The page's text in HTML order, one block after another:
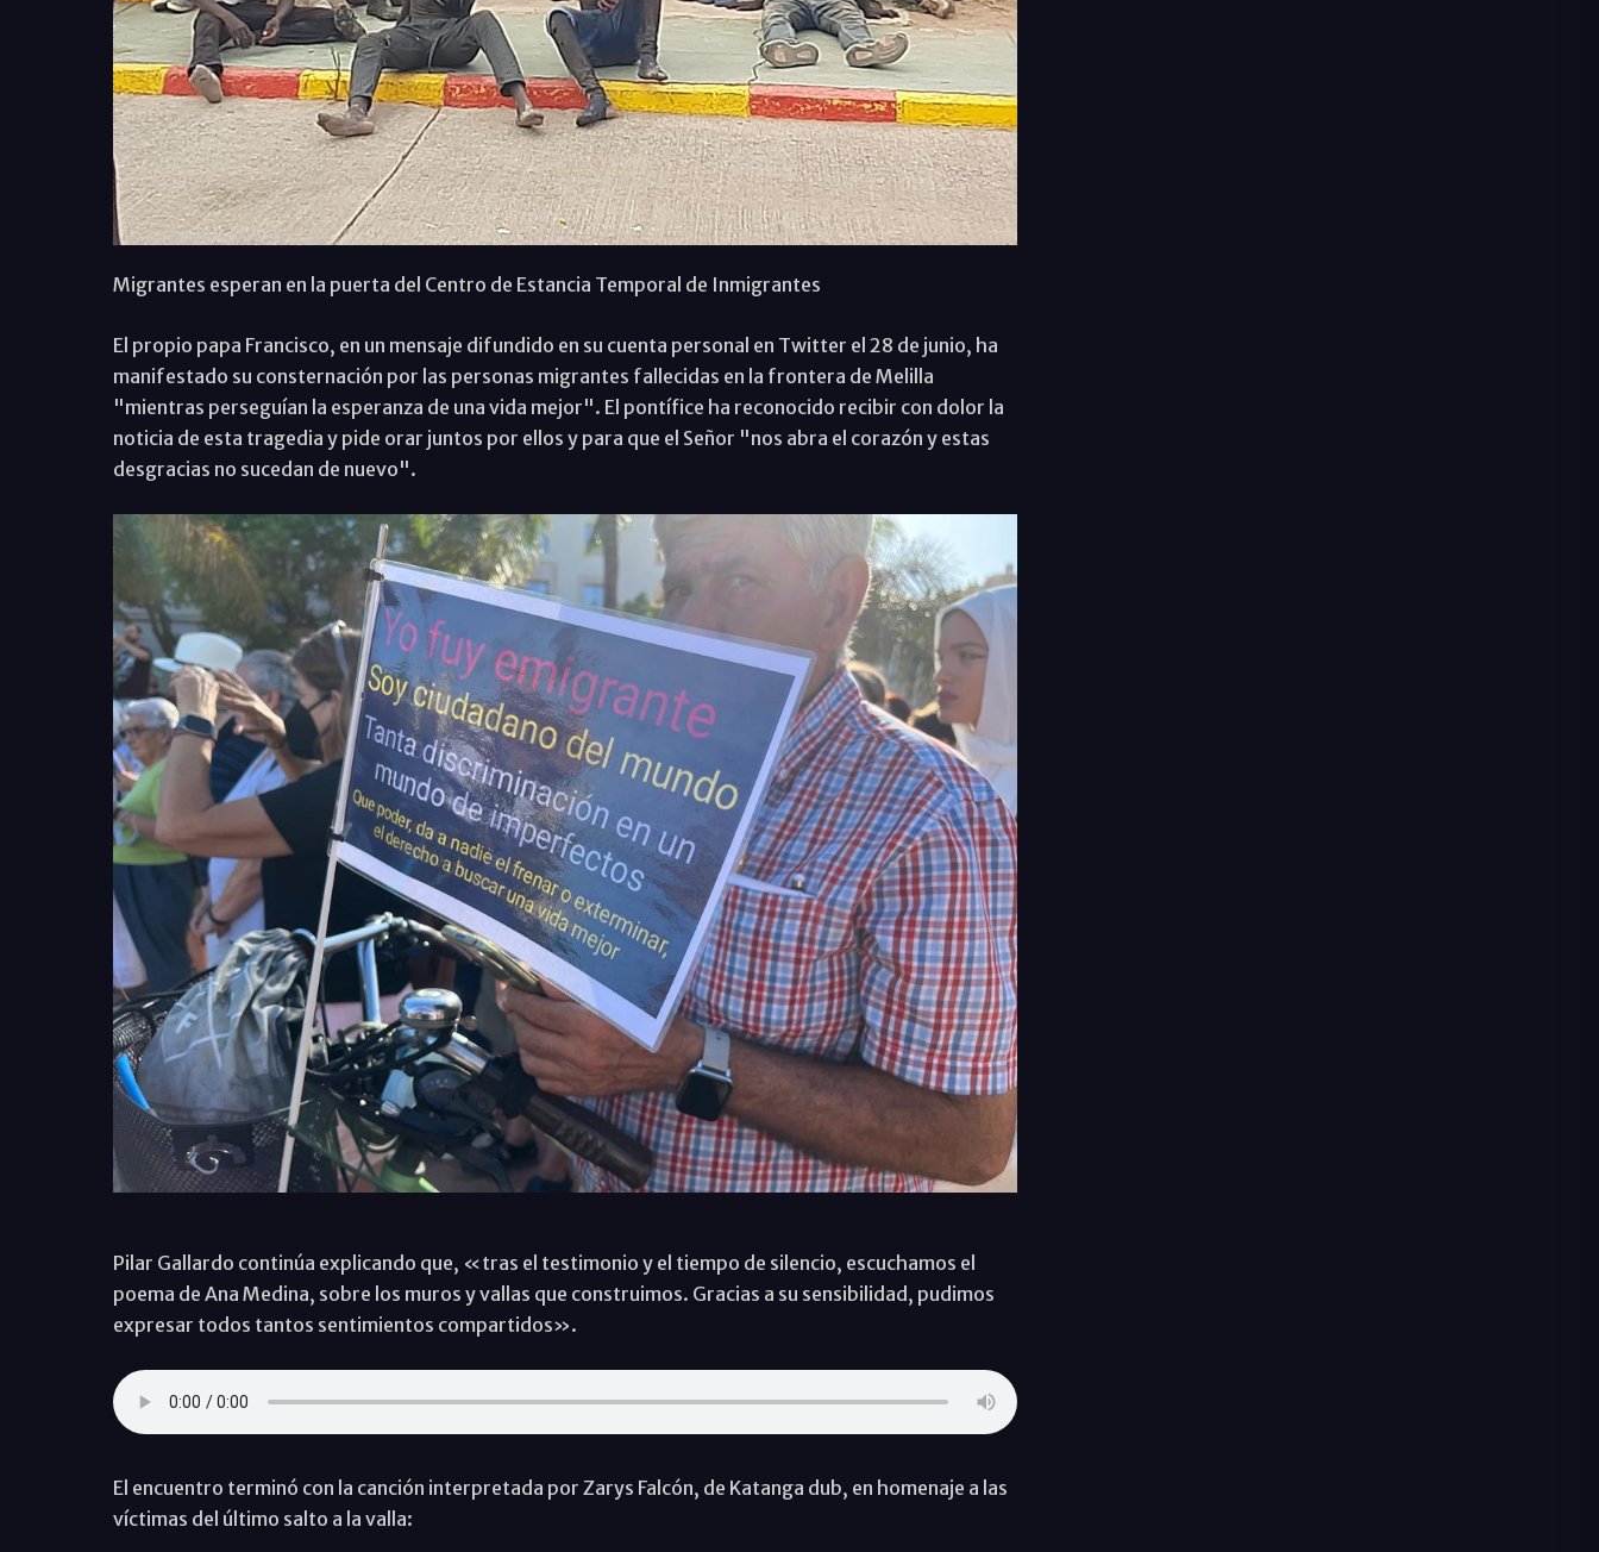
Migrantes esperan en la puerta del Centro de Estancia Temporal de Inmigrantes
El propio papa Francisco, en un mensaje difundido en su cuenta personal en Twitter el 28 de junio, ha
manifestado su consternación por las personas migrantes fallecidas en la frontera de Melilla
"mientras perseguían la esperanza de una vida mejor". El pontífice ha reconocido recibir con dolor la
noticia de esta tragedia y pide orar juntos por ellos y para que el Señor "nos abra el corazón y estas
desgracias no sucedan de nuevo".
Pilar Gallardo continúa explicando que, «tras el testimonio y el tiempo de silencio, escuchamos el
poema de Ana Medina, sobre los muros y vallas que construimos. Gracias a su sensibilidad, pudimos
expresar todos tantos sentimientos compartidos».
El encuentro terminó con la canción interpretada por Zarys Falcón, de Katanga dub, en homenaje a las
víctimas del último salto a la valla: